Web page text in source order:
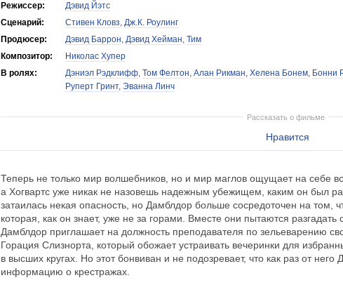
Режиссер:
Дэвид Йэтс
Сценарий:
Стивен Кловз,Дж.К. Роулинг
Продюсер:
Дэвид Баррон,Дэвид Хейман,Тим
Композитор:
Николас Хупер
В ролях:
Дэниэл Рэдклифф,Том Фелтон,Алан Рикман,Хелена Бонем, Бонни
Руперт Гринт,Эванна Линч
Рассказать о фильме
Нравится
Теперь не только мир волшебников, но и мир маглов ощущает на себе
а Хогвартс уже никак не назовешь надежным убежищем, каким он был
затаилась некая опасность, но Дамблдор больше сосредоточен на том,
которая, как он знает, уже не за горами. Вместе они пытаются
Дамблдор приглашает на должность преподавателя по зельеварению
Горация Слизнорта, который обожает устраивать вечеринки для
в высших кругах. Но этот бонвиван и не подозревает, что как раз от
информацию о крестражах.